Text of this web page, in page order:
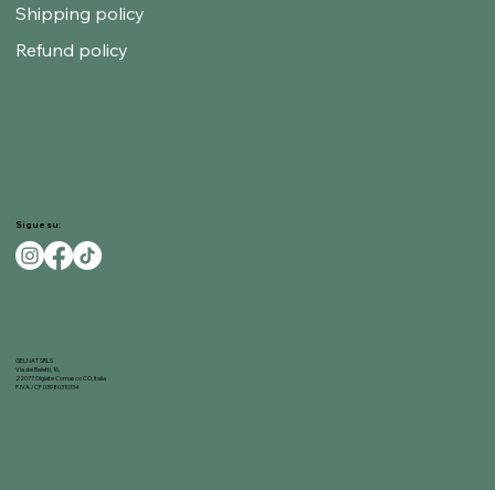
Shipping policy
Refund policy
Sigue su:
GELNAT SRLS
Via dei Baietti, 16,
22077 Olgiate Comasco CO, Italia
P.IVA / CF 03980310134